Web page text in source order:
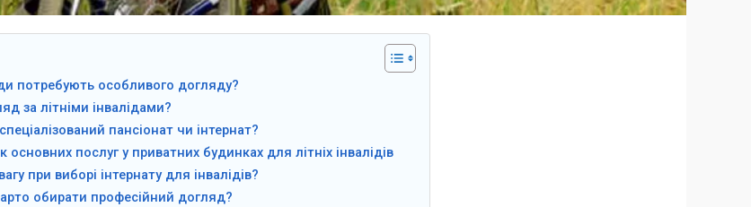
потребують особливого догляду?
за літніми інвалідами?
пансіонат чи інтернат?
основних послуг у приватних будинках для літніх інвалідів
при виборі інтернату для інвалідів?
обирати професійний догляд?